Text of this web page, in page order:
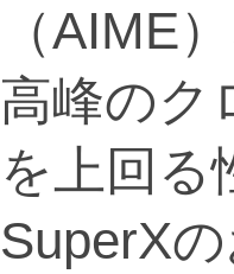
（AIME
高峰のク
を上回る
SuperX